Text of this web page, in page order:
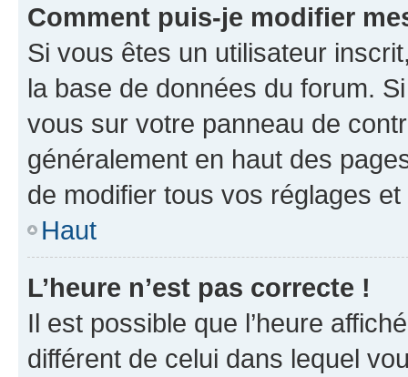
Comment puis-je modifier
Si vous êtes un utilisateur
la base de données du forum.
vous sur votre panneau de
généralement en haut des
de modifier tous vos réglages
Haut
L’heure n’est pas correcte !
Il est possible que l’heure
différent de celui dans lequel